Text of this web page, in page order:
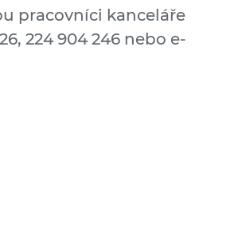
pracovníci kanceláře
224 904 246 nebo e-